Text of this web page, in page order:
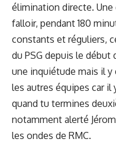
élimination directe.
falloir, pendant 180
constants et réguliers,
du PSG depuis le
une inquiétude mais il
les autres équipes car il
quand tu termines
notamment alerté
les ondes de RMC.